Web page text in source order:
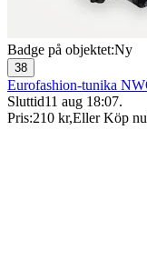
Badge på objektet:Ny
38
Eurofashion-tunika
Sluttid11 aug 18:07.
Pris:210 kr,Eller Köp nu